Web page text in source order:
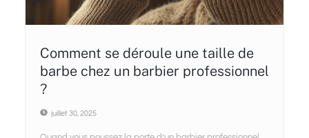
Comment se déroule une taille de
barbe chez un barbier professionnel
?
juillet 30, 2025